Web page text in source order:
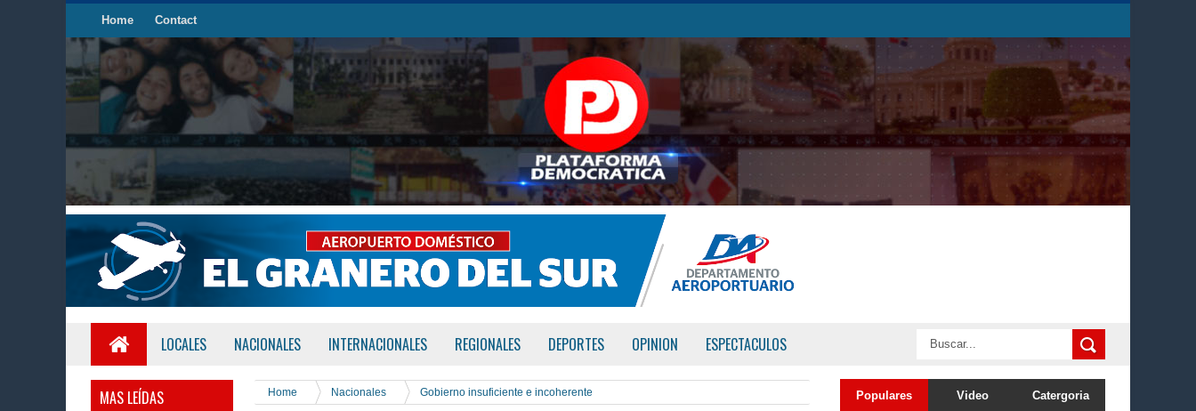
Home Contact
LOCALES NACIONALES INTERNACIONALES REGIONALES DEPORTES OPINION ESPECTACULOS
MAS LEÍDAS Home Nacionales Gobierno insuficiente e incoherente Populares Video Catergoria